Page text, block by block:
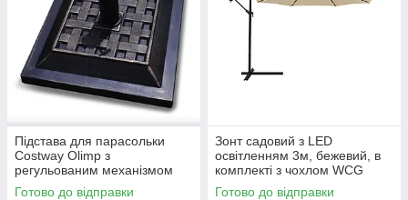
Підстава для парасольки
Costway Olimp з
регульованим механізмом
Love&Life -online-multimarket-
Готово до відправки
Зонт садовий з LED
освітленням 3м, бежевий, в
комплекті з чохлом WCG
Love&Life -online-multimarket-
Готово до відправки